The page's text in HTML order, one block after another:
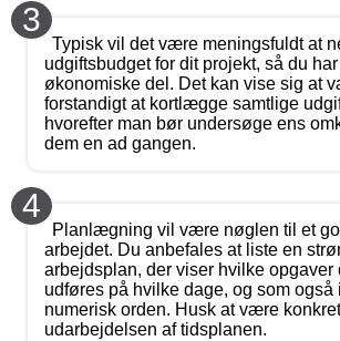
3
Typisk vil det være meningsfuldt at
udgiftsbudget for dit projekt, så du
økonomiske del. Det kan vise sig at
forstandigt at kortlægge samtlige
hvorefter man bør undersøge ens
dem en ad gangen.
4
Planlægning vil være nøglen til et
arbejdet. Du anbefales at liste en
arbejdsplan, der viser hvilke opgaver
udføres på hvilke dage, og som også
numerisk orden. Husk at være
udarbejdelsen af tidsplanen.